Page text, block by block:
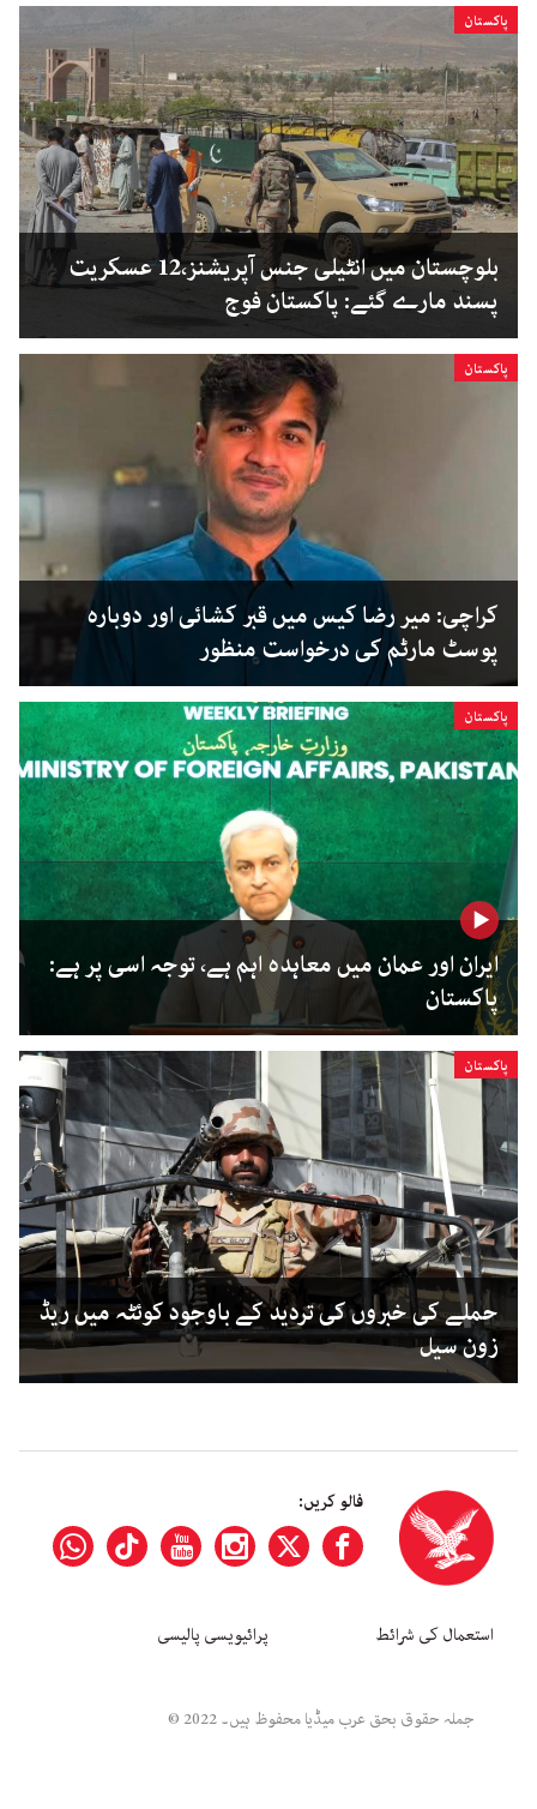
پاکستان
بلوچستان میں انٹیلی جنس آپریشنز،12 عسکریت
پسند مارے گئے: پاکستان فوج
پاکستان
کراچی: میر رضا کیس میں قبر کشائی اور دوبارہ
پوسٹ مارٹم کی درخواست منظور
پاکستان
ایران اور عمان میں معاہدہ اہم ہے، توجہ اسی پر ہے:
پاکستان
پاکستان
حملے کی خبروں کی تردید کے باوجود کوئٹہ میں ریڈ
زون سیل
فالو کریں:
استعمال کی شرائط پرائیویسی پالیسی
جملہ حقوق بحق عرب میڈیا محفوظ ہیں۔ 2022 ©